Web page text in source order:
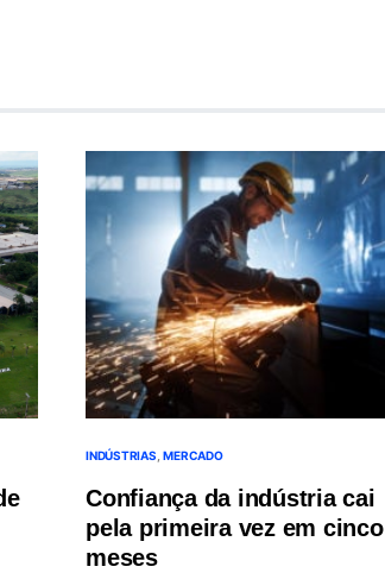
INDÚSTRIAS MERCADO
Confiança da indústria cai
pela primeira vez em cinco
meses